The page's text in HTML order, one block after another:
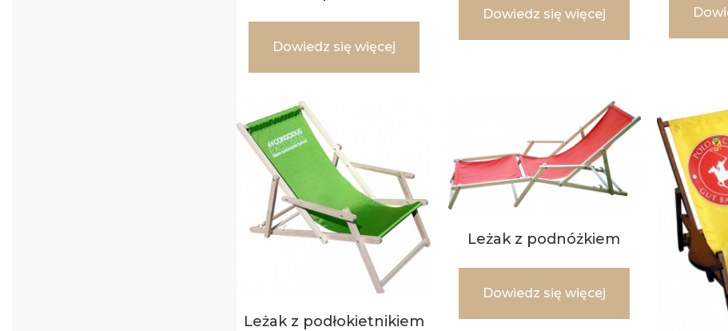
Dowiedz się więcej
Dowiedz się więcej
Leżak z podłokietnikiem
Leżak z podnóżkiem
Dowiedz się więcej